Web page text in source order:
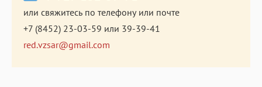
или свяжитесь по телефону или почте
+7 (8452) 23-03-59 или 39-39-41
red.vzsar@gmail.com